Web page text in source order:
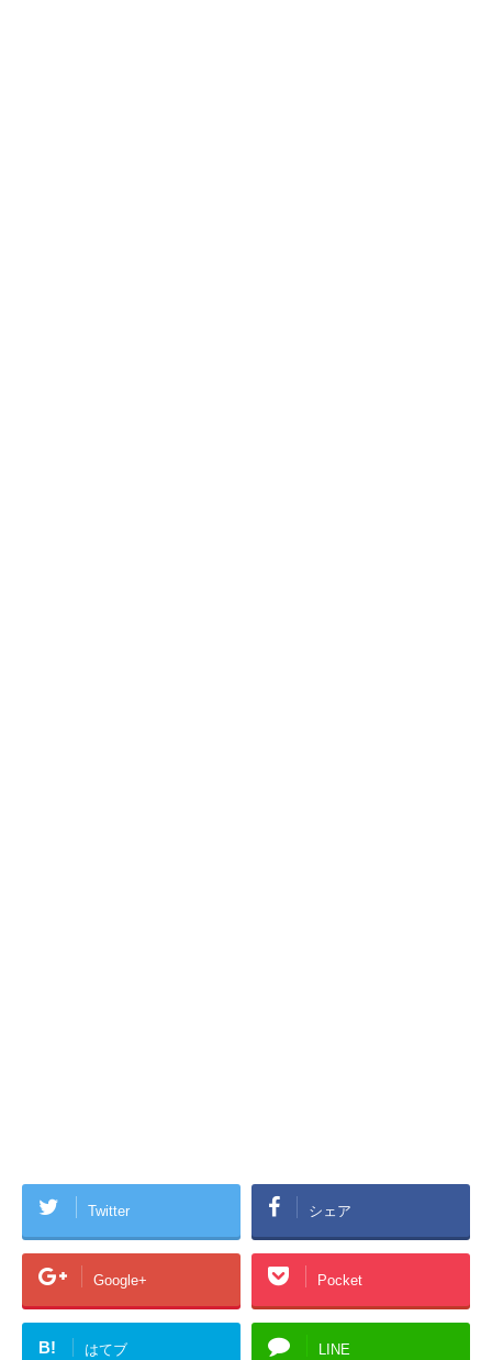
Twitter シェア
Google+ Pocket
B! はてブ LINE